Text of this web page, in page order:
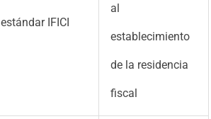
estándar IFICI
al
establecimiento
de la residencia
fiscal